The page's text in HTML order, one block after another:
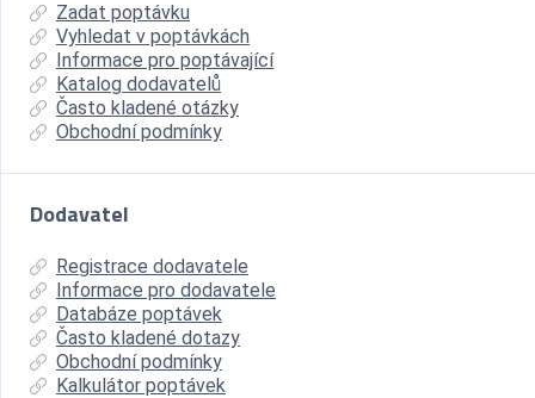
Zadat poptávku
Vyhledat v poptávkách
Informace pro poptávající
Katalog dodavatelů
Často kladené otázky
Obchodní podmínky
Dodavatel
Registrace dodavatele
Informace pro dodavatele
Databáze poptávek
Často kladené dotazy
Obchodní podmínky
Kalkulátor poptávek